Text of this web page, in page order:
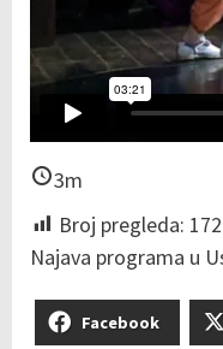
3m
Broj pregleda: 172
Najava programa u
Facebook